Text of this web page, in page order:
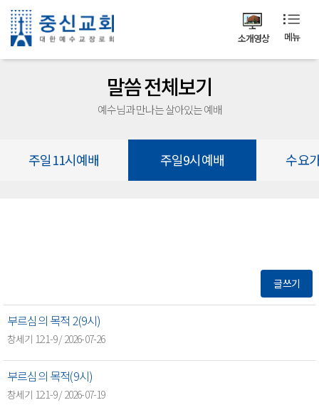
메뉴
소개영상
말씀 전체보기
예수님과 만나는 살아있는 예배
주일11시예배 주일9시예배 수요
글쓰기
부르심의 목적 2(9시)
창세기 12:1-9 / 2026-07-26
부르심의 목적(9시)
창세기 12:1-9 / 2026-07-19